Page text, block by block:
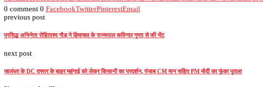
0 comment 0 FacebookTwitterPinterestEmail
previous post
प्रसिद्ध अभिनेता रोहिताश्व गौड़ ने हिमाचल के राज्यपाल कविन्द्र गुप्ता से की भेंट
next post
जालंधर के DC दफ्तर के बाहर महंगाई को लेकर किसानों का प्रदर्शन, पंजाब CM मान सहित PM मोदी का फूंका पुतला